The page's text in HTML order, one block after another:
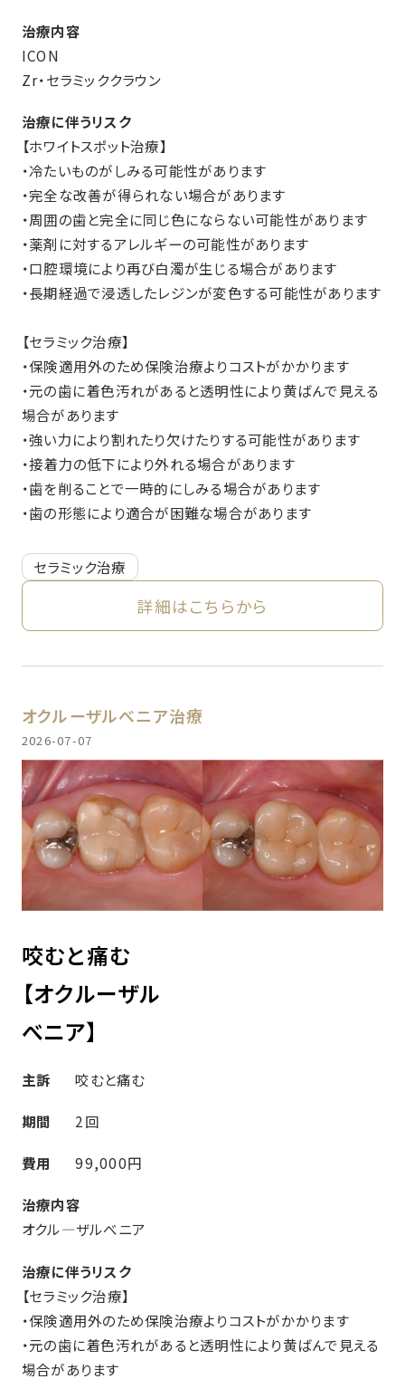
治療内容
ICON
Zr・セラミッククラウン
治療に伴うリスク
【ホワイトスポット治療】
・冷たいものがしみる可能性があります
・完全な改善が得られない場合があります
・周囲の歯と完全に同じ色にならない可能性があります
・薬剤に対するアレルギーの可能性があります
・口腔環境により再び白濁が生じる場合があります
・長期経過で浸透したレジンが変色する可能性があります
【セラミック治療】
・保険適用外のため保険治療よりコストがかかります
・元の歯に着色汚れがあると透明性により黄ばんで見える
場合があります
・強い力により割れたり欠けたりする可能性があります
・接着力の低下により外れる場合があります
・歯を削ることで一時的にしみる場合があります
・歯の形態により適合が困難な場合があります
セラミック治療
詳細はこちらから
オクルーザルべニア治療
2026-07-07
咬むと痛む
【オクルーザル
べニア】
主訴 咬むと痛む
期間 2回
費用 99,000円
治療内容
オクル―ザルべニア
治療に伴うリスク
【セラミック治療】
・保険適用外のため保険治療よりコストがかかります
・元の歯に着色汚れがあると透明性により黄ばんで見える
場合があります